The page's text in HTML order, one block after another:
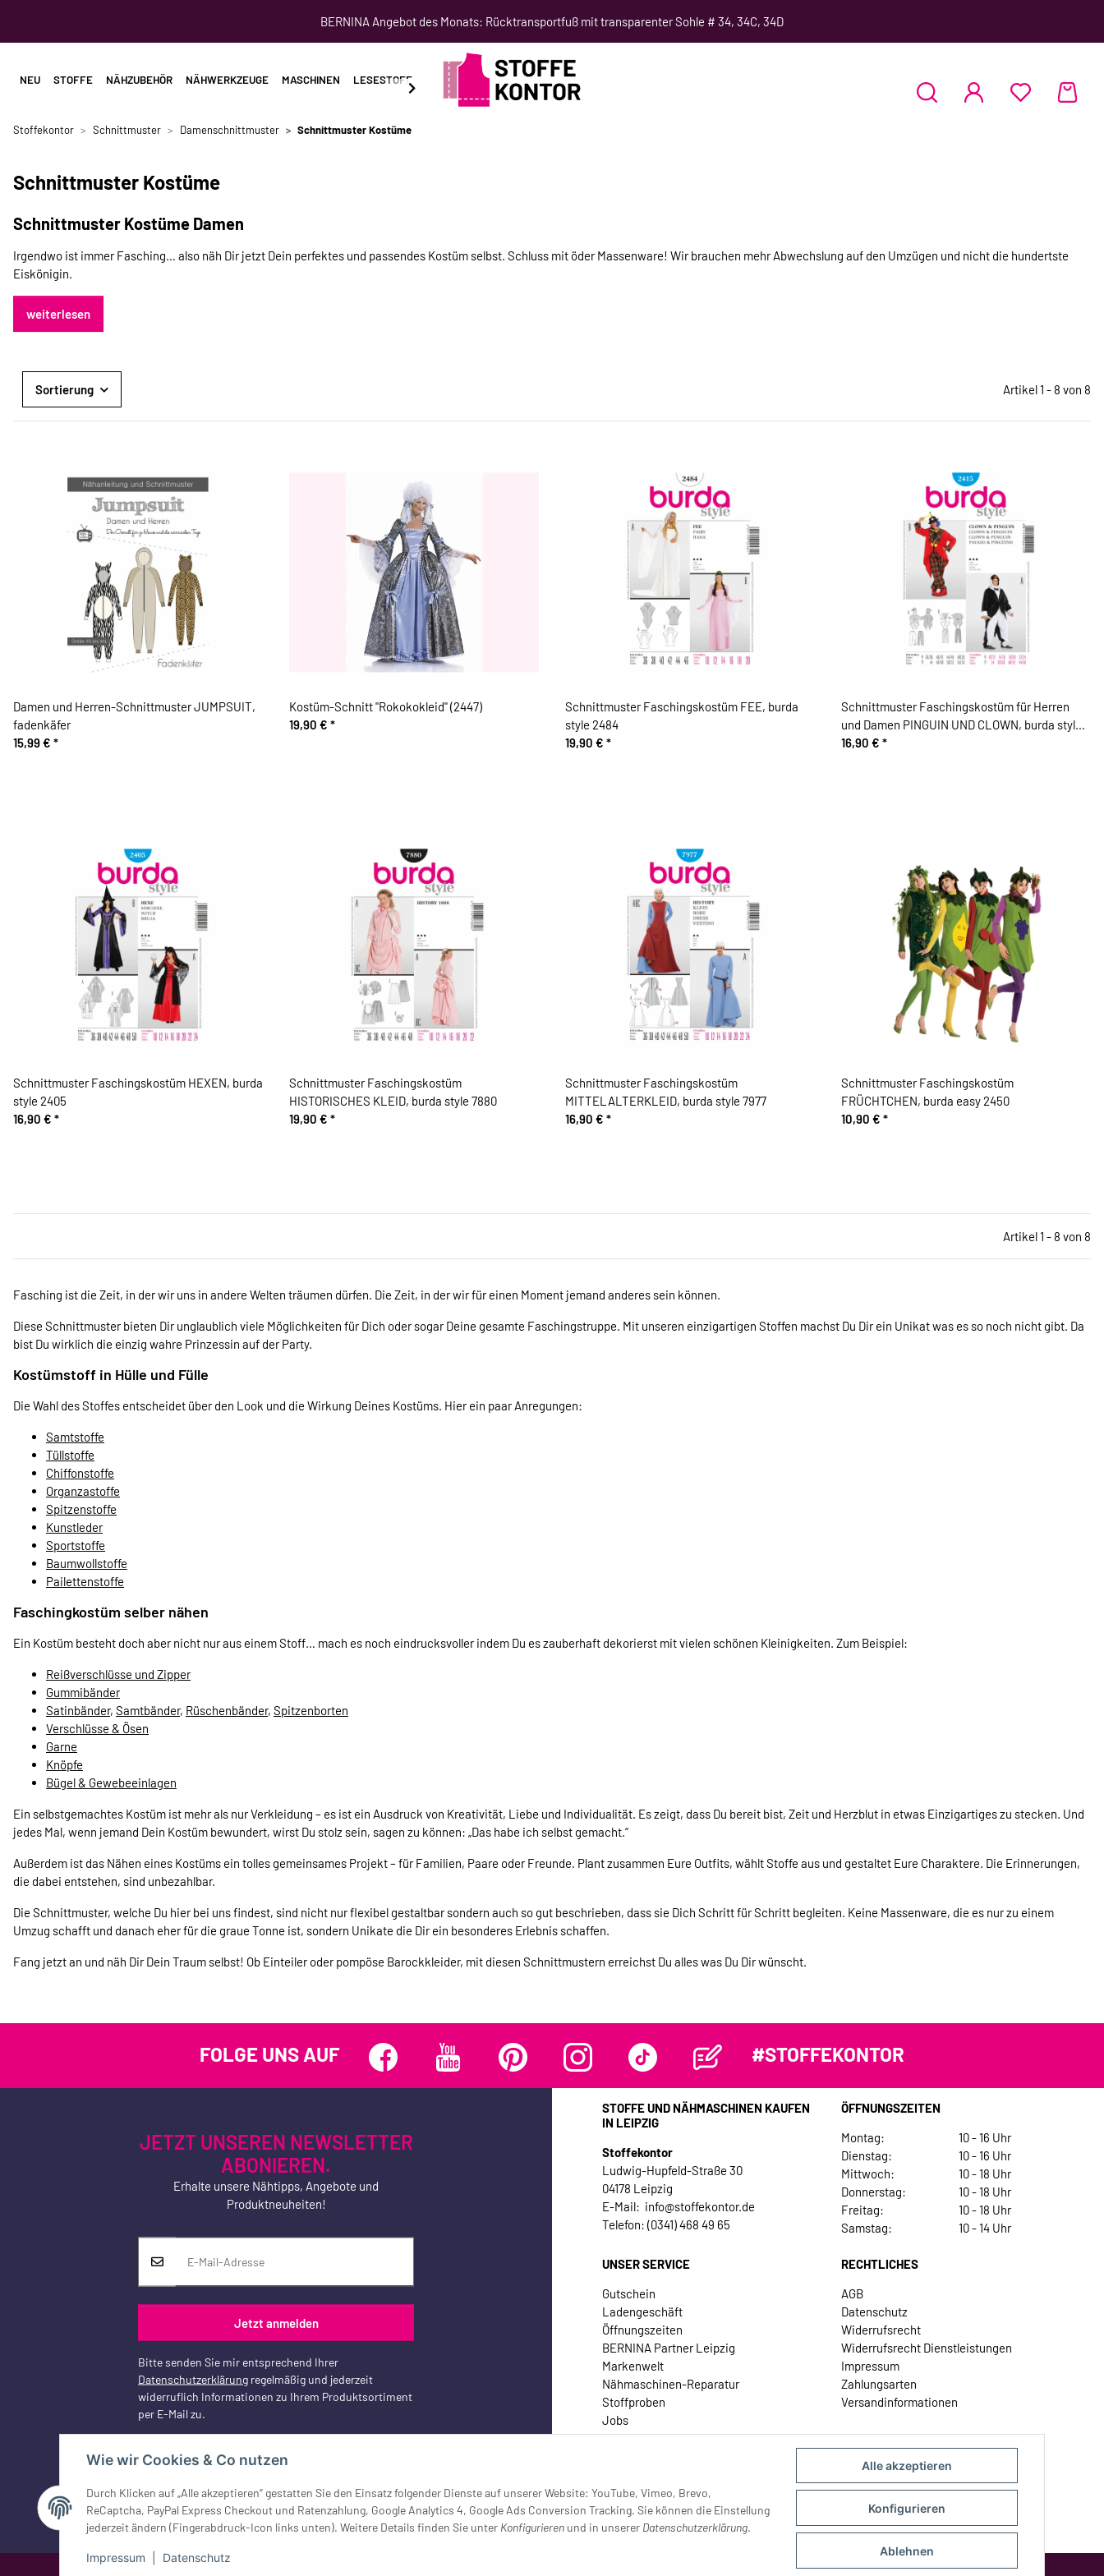
Alle akzeptieren
Konfigurieren
Ablehnen
Wie wir Cookies & Co nutzen
Durch Klicken auf „Alle akzeptieren“ gestatten Sie den Einsatz folgender Dienste auf unserer Website: YouTube, Vimeo, Brevo,
ReCaptcha, PayPal Express Checkout und Ratenzahlung, Google Analytics 4, Google Ads Conversion Tracking. Sie können die Einstellung
jederzeit ändern (Fingerabdruck-Icon links unten). Weitere Details finden Sie unter Konfigurieren und in unserer Datenschutzerklärung.
Impressum Datenschutz
BERNINA Angebot des Monats: Rücktransportfuß mit transparenter Sohle # 34, 34C, 34D
NEU STOFFE NÄHZUBEHÖR NÄHWERKZEUGE MASCHINEN LESESTOFF SCHNITTMUSTER NÄHKURSE
Stoffekontor Schnittmuster Damenschnittmuster Schnittmuster Kostüme
Schnittmuster Kostüme
Schnittmuster Kostüme Damen
Irgendwo ist immer Fasching… also näh Dir jetzt Dein perfektes und passendes Kostüm selbst. Schluss mit öder Massenware! Wir brauchen mehr Abwechslung auf den Umzügen und nicht die hundertste
Eiskönigin.
weiterlesen
Sortierung Artikel 1 - 8 von 8
Damen und Herren-Schnittmuster JUMPSUIT,
fadenkäfer
15,99 € *
Kostüm-Schnitt "Rokokokleid" (2447)
19,90 € *
Schnittmuster Faschingskostüm FEE, burda
style 2484
19,90 € *
Schnittmuster Faschingskostüm für Herren
und Damen PINGUIN UND CLOWN, burda style
2415
16,90 € *
Schnittmuster Faschingskostüm HEXEN, burda
style 2405
16,90 € *
Schnittmuster Faschingskostüm
HISTORISCHES KLEID, burda style 7880
19,90 € *
Schnittmuster Faschingskostüm
MITTELALTERKLEID, burda style 7977
16,90 € *
Schnittmuster Faschingskostüm
FRÜCHTCHEN, burda easy 2450
10,90 € *
Artikel 1 - 8 von 8
Fasching ist die Zeit, in der wir uns in andere Welten träumen dürfen. Die Zeit, in der wir für einen Moment jemand anderes sein können.
Diese Schnittmuster bieten Dir unglaublich viele Möglichkeiten für Dich oder sogar Deine gesamte Faschingstruppe. Mit unseren einzigartigen Stoffen machst Du Dir ein Unikat was es so noch nicht gibt. Da
bist Du wirklich die einzig wahre Prinzessin auf der Party.
Kostümstoff in Hülle und Fülle
Die Wahl des Stoffes entscheidet über den Look und die Wirkung Deines Kostüms. Hier ein paar Anregungen:
Samtstoffe
Tüllstoffe
Chiffonstoffe
Organzastoffe
Spitzenstoffe
Kunstleder
Sportstoffe
Baumwollstoffe
Pailettenstoffe
Faschingkostüm selber nähen
Ein Kostüm besteht doch aber nicht nur aus einem Stoff… mach es noch eindrucksvoller indem Du es zauberhaft dekorierst mit vielen schönen Kleinigkeiten. Zum Beispiel:
Reißverschlüsse und Zipper
Gummibänder
Satinbänder, Samtbänder, Rüschenbänder, Spitzenborten
Verschlüsse & Ösen
Garne
Knöpfe
Bügel & Gewebeeinlagen
Ein selbstgemachtes Kostüm ist mehr als nur Verkleidung – es ist ein Ausdruck von Kreativität, Liebe und Individualität. Es zeigt, dass Du bereit bist, Zeit und Herzblut in etwas Einzigartiges zu stecken. Und
jedes Mal, wenn jemand Dein Kostüm bewundert, wirst Du stolz sein, sagen zu können: „Das habe ich selbst gemacht.“
Außerdem ist das Nähen eines Kostüms ein tolles gemeinsames Projekt – für Familien, Paare oder Freunde. Plant zusammen Eure Outfits, wählt Stoffe aus und gestaltet Eure Charaktere. Die Erinnerungen,
die dabei entstehen, sind unbezahlbar.
Die Schnittmuster, welche Du hier bei uns findest, sind nicht nur flexibel gestaltbar sondern auch so gut beschrieben, dass sie Dich Schritt für Schritt begleiten. Keine Massenware, die es nur zu einem
Umzug schafft und danach eher für die graue Tonne ist, sondern Unikate die Dir ein besonderes Erlebnis schaffen.
Fang jetzt an und näh Dir Dein Traum selbst! Ob Einteiler oder pompöse Barockkleider, mit diesen Schnittmustern erreichst Du alles was Du Dir wünscht.
FOLGE UNS AUF #STOFFEKONTOR
JETZT UNSEREN NEWSLETTER
ABONIEREN.
Erhalte unsere Nähtipps, Angebote und
Produktneuheiten!
Jetzt anmelden
Bitte senden Sie mir entsprechend Ihrer
Datenschutzerklärung regelmäßig und jederzeit
widerruflich Informationen zu Ihrem Produktsortiment
per E-Mail zu.
Vertrag widerrufen
STOFFE UND NÄHMASCHINEN KAUFEN
IN LEIPZIG
Stoffekontor
Ludwig-Hupfeld-Straße 30
04178 Leipzig
E-Mail: info@stoffekontor.de
Telefon: (0341) 468 49 65
ÖFFNUNGSZEITEN
Montag:
10 - 16 Uhr
Dienstag:
10 - 16 Uhr
Mittwoch:
10 - 18 Uhr
Donnerstag:
10 - 18 Uhr
Freitag:
10 - 18 Uhr
Samstag:
10 - 14 Uhr
UNSER SERVICE
Gutschein
Ladengeschäft
Öffnungszeiten
BERNINA Partner Leipzig
Markenwelt
Nähmaschinen-Reparatur
Stoffproben
Jobs
Kontakt
RECHTLICHES
AGB
Datenschutz
Widerrufsrecht
Widerrufsrecht Dienstleistungen
Impressum
Zahlungsarten
Versandinformationen